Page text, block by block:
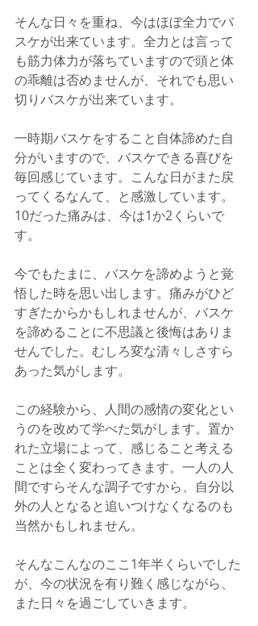
そんな日々を重ね、今はほぼ全力でバ
スケが出来ています。全力とは言って
も筋力体力が落ちていますので頭と体
の乖離は否めませんが、それでも思い
切りバスケが出来ています。
一時期バスケをすること自体諦めた自
分がいますので、バスケできる喜びを
毎回感じています。こんな日がまた戻
ってくるなんて、と感激しています。
10だった痛みは、今は1か2くらいで
す。
今でもたまに、バスケを諦めようと覚
悟した時を思い出します。痛みがひど
すぎたからかもしれませんが、バスケ
を諦めることに不思議と後悔はありま
せんでした。むしろ変な清々しさすら
あった気がします。
この経験から、人間の感情の変化とい
うのを改めて学べた気がします。置か
れた立場によって、感じること考える
ことは全く変わってきます。一人の人
間ですらそんな調子ですから、自分以
外の人となると追いつけなくなるのも
当然かもしれません。
そんなこんなのここ1年半くらいでした
が、今の状況を有り難く感じながら、
また日々を過ごしていきます。